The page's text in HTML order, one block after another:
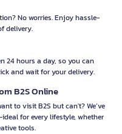
No worries. Enjoy hassle-
delivery.
24 hours a day, so you can
and wait for your delivery.
B2S Online
to visit B2S but can't? We’ve
for every lifestyle, whether
tools.